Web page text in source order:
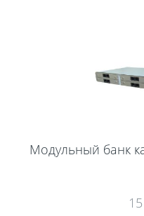
Модульный банк